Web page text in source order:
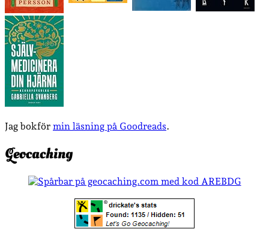
Jag bokför min läsning på Goodreads.
Geocaching